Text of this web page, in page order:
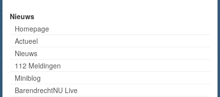
Nieuws
Homepage
Actueel
Nieuws
112 Meldingen
Miniblog
BarendrechtNU Live